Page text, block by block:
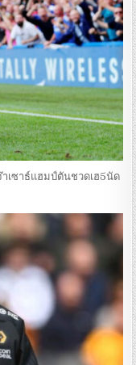
เซาธ์แฮมป์ตันชวดเฮ5นัด